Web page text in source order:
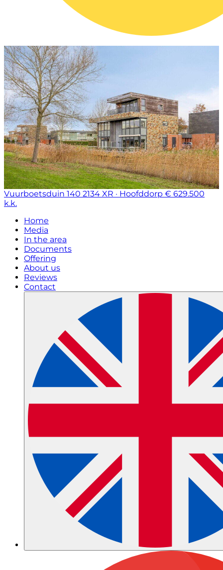
Vuurboetsduin 140 2134 XR · Hoofddorp € 629.500
k.k.
Home
Media
In the area
Documents
Offering
About us
Reviews
Contact